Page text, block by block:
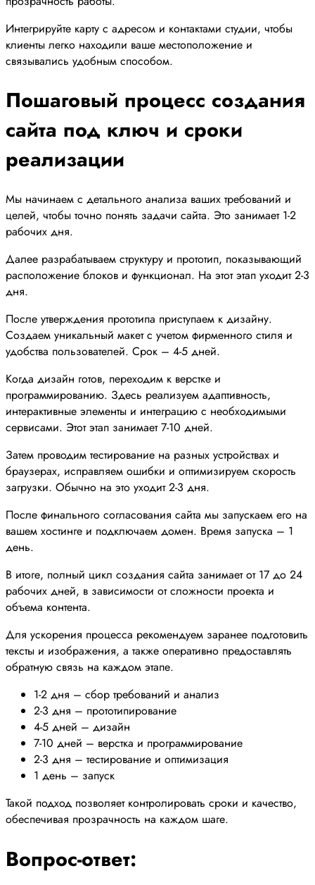
Интегрируйте карту с адресом и контактами студии, чтобы
клиенты легко находили ваше местоположение и
связывались удобным способом.
Пошаговый процесс создания
сайта под ключ и сроки
реализации
Мы начинаем с детального анализа ваших требований и
целей, чтобы точно понять задачи сайта. Это занимает 1-2
рабочих дня.
Далее разрабатываем структуру и прототип, показывающий
расположение блоков и функционал. На этот этап уходит 2-3
дня.
После утверждения прототипа приступаем к дизайну.
Создаем уникальный макет с учетом фирменного стиля и
удобства пользователей. Срок – 4-5 дней.
Когда дизайн готов, переходим к верстке и
программированию. Здесь реализуем адаптивность,
интерактивные элементы и интеграцию с необходимыми
сервисами. Этот этап занимает 7-10 дней.
Затем проводим тестирование на разных устройствах и
браузерах, исправляем ошибки и оптимизируем скорость
загрузки. Обычно на это уходит 2-3 дня.
После финального согласования сайта мы запускаем его на
вашем хостинге и подключаем домен. Время запуска – 1
день.
В итоге, полный цикл создания сайта занимает от 17 до 24
рабочих дней, в зависимости от сложности проекта и
объема контента.
Для ускорения процесса рекомендуем заранее подготовить
тексты и изображения, а также оперативно предоставлять
обратную связь на каждом этапе.
1-2 дня – сбор требований и анализ
2-3 дня – прототипирование
4-5 дней – дизайн
7-10 дней – верстка и программирование
2-3 дня – тестирование и оптимизация
1 день – запуск
Такой подход позволяет контролировать сроки и качество,
обеспечивая прозрачность на каждом шаге.
Вопрос-ответ: